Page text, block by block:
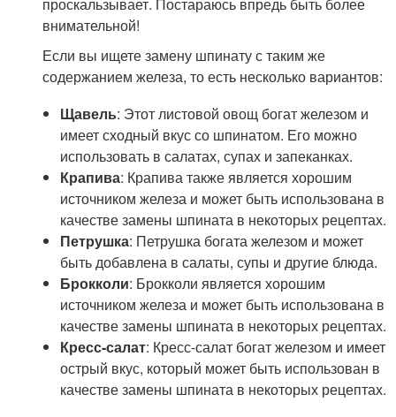
внимательной!
Если вы ищете замену шпинату с таким же
содержанием железа, то есть несколько вариантов:
Щавель: Этот листовой овощ богат железом и
имеет сходный вкус со шпинатом. Его можно
использовать в салатах, супах и запеканках.
Крапива: Крапива также является хорошим
источником железа и может быть использована в
качестве замены шпината в некоторых рецептах.
Петрушка: Петрушка богата железом и может
быть добавлена в салаты, супы и другие блюда.
Брокколи: Брокколи является хорошим
источником железа и может быть использована в
качестве замены шпината в некоторых рецептах.
Кресс-салат: Кресс-салат богат железом и имеет
острый вкус, который может быть использован в
качестве замены шпината в некоторых рецептах.